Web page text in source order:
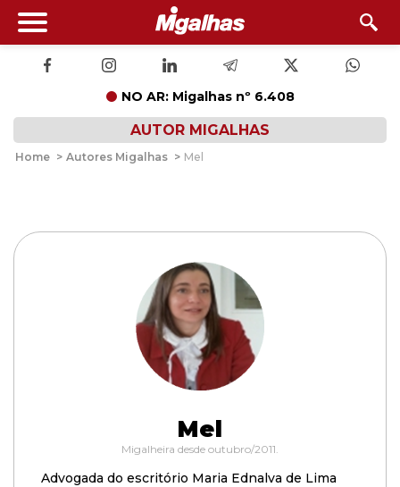
NO AR: Migalhas nº 6.408
AUTOR MIGALHAS
Home > Autores Migalhas > Mel
Mel
Migalheira desde outubro/2011.
Advogada do escritório Maria Ednalva de Lima